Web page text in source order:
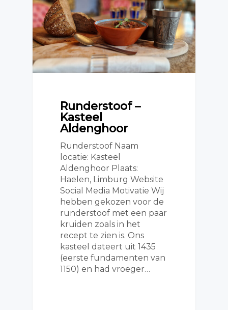
Runderstoof –
Kasteel
Aldenghoor
Runderstoof Naam
locatie: Kasteel
Aldenghoor Plaats:
Haelen, Limburg Website
Social Media Motivatie Wij
hebben gekozen voor de
runderstoof met een paar
kruiden zoals in het
recept te zien is. Ons
kasteel dateert uit 1435
(eerste fundamenten van
1150) en had vroeger…